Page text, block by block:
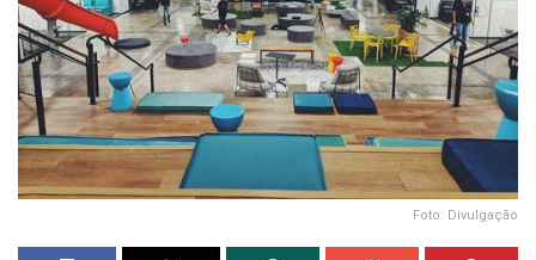
Foto: Divulgação